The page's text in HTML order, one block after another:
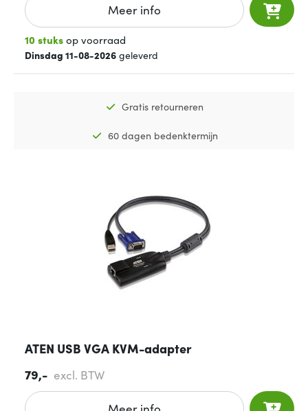
Meer info
10 stuksop voorraad
Dinsdag 11-08-2026 geleverd
Gratis retourneren
60 dagen bedenktermijn
ATEN USB VGA KVM-adapter
79,- excl. BTW